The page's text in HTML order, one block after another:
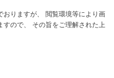
おりますが、 閲覧環境等により画
ので、 その旨をご理解された上